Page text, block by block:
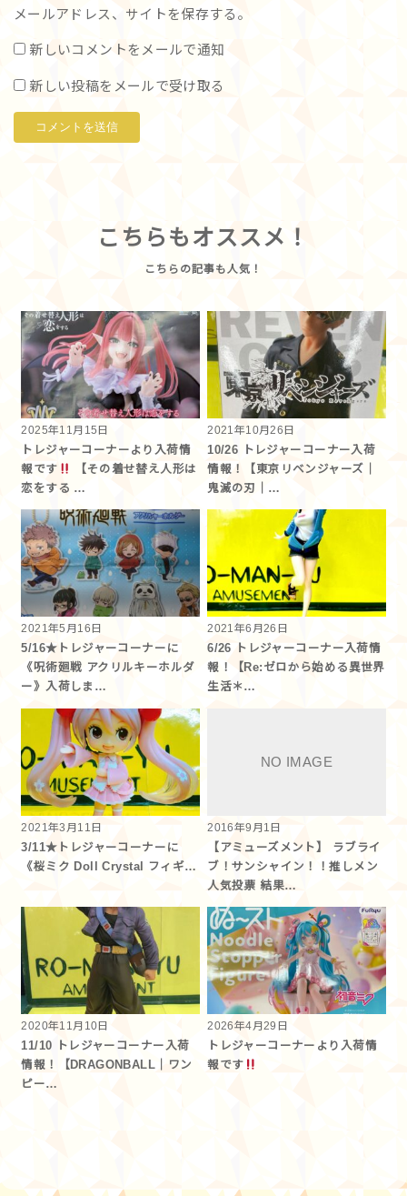
メールアドレス、サイトを保存する。
新しいコメントをメールで通知
新しい投稿をメールで受け取る
こちらもオススメ！
2025年11月15日
トレジャーコーナーより入荷情
報です
【その着せ替え人形は
恋をする …
2021年10月26日
10/26 トレジャーコーナー入荷
情報！【東京リベンジャーズ｜
鬼滅の刃｜…
2021年5月16日
5/16★トレジャーコーナーに
《呪術廻戦 アクリルキーホルダ
ー》入荷しま…
2021年6月26日
6/26 トレジャーコーナー入荷情
報！【Re:ゼロから始める異世界
生活＊…
2021年3月11日
3/11★トレジャーコーナーに
《桜ミク Doll Crystal フィギ…
2016年9月1日
【アミューズメント】 ラブライ
ブ！サンシャイン！！推しメン
人気投票 結果…
2020年11月10日
11/10 トレジャーコーナー入荷
情報！【DRAGONBALL｜ワン
ピー…
2026年4月29日
トレジャーコーナーより入荷情
報です︎